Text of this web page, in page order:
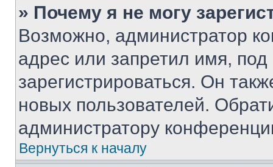
» Почему я не могу
Возможно, администратор
адрес или запретил имя,
зарегистрироваться. Он
новых пользователей.
администратору
Вернуться к началу